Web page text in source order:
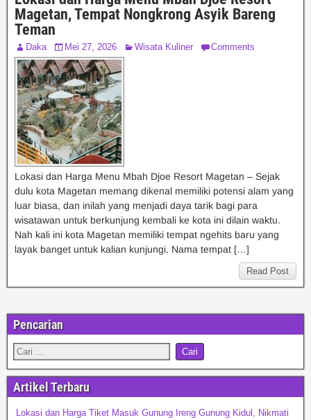
Magetan, Tempat Nongkrong Asyik Bareng
Teman
Daka Mei 27, 2026 Wisata Kuliner Comments
Lokasi dan Harga Menu Mbah Djoe Resort Magetan – Sejak
dulu kota Magetan memang dikenal memiliki potensi alam yang
luar biasa, dan inilah yang menjadi daya tarik bagi para
wisatawan untuk berkunjung kembali ke kota ini dilain waktu.
Nah kali ini kota Magetan memiliki tempat ngehits baru yang
layak banget untuk kalian kunjungi. Nama tempat […]
Read Post
Pencarian
Artikel Terbaru
Lokasi dan Harga Tiket Masuk Gunung Ireng Gunung Kidul, Nikmati